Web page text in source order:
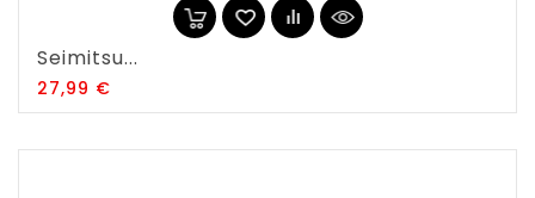
Seimitsu...
27,99 €